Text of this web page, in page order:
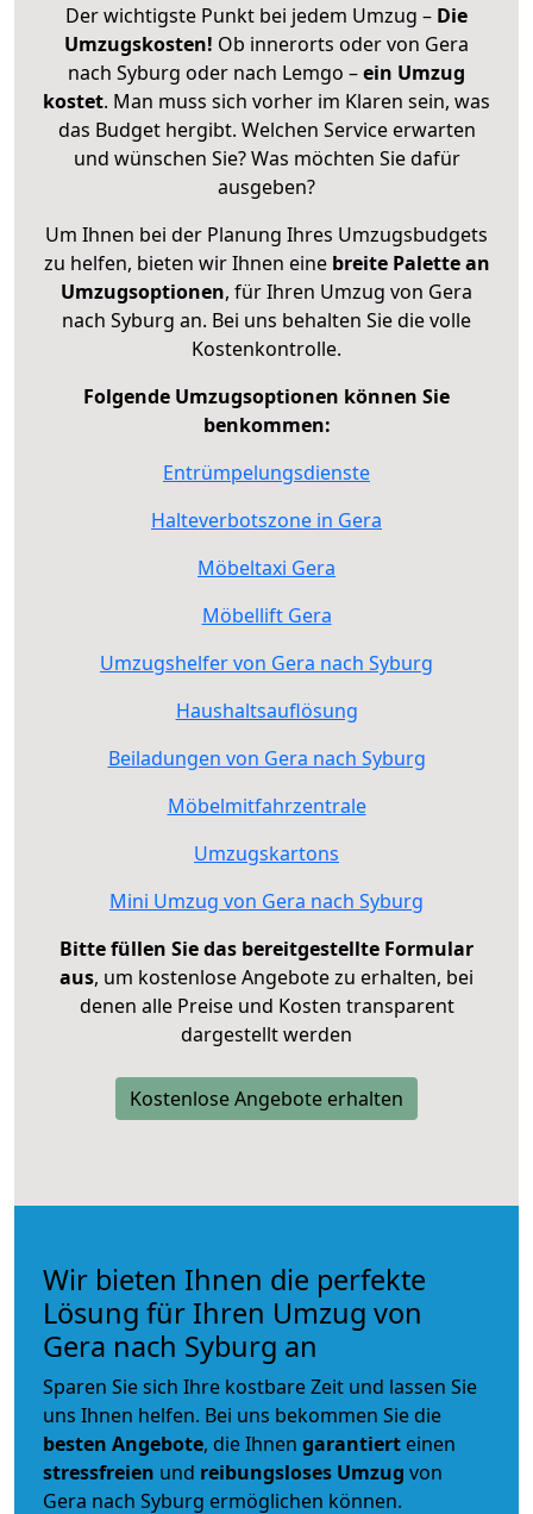
Der wichtigste Punkt bei jedem Umzug – Die
Umzugskosten! Ob innerorts oder von Gera
nach Syburg oder nach Lemgo –ein Umzug
kostet. Man muss sich vorher im Klaren sein, was
das Budget hergibt. Welchen Service erwarten
und wünschen Sie? Was möchten Sie dafür
ausgeben?
Um Ihnen bei der Planung Ihres Umzugsbudgets
zu helfen, bieten wir Ihnen eine breite Palette an
Umzugsoptionen, für Ihren Umzug von Gera
nach Syburg an. Bei uns behalten Sie die volle
Kostenkontrolle.
Folgende Umzugsoptionen können Sie
benkommen:
Entrümpelungsdienste
Halteverbotszone in Gera
Möbeltaxi Gera
Möbellift Gera
Umzugshelfer von Gera nach Syburg
Haushaltsauflösung
Beiladungen von Gera nach Syburg
Möbelmitfahrzentrale
Umzugskartons
Mini Umzug von Gera nach Syburg
Bitte füllen Sie das bereitgestellte Formular
aus, um kostenlose Angebote zu erhalten, bei
denen alle Preise und Kosten transparent
dargestellt werden
Kostenlose Angebote erhalten
Wir bieten Ihnen die perfekte
Lösung für Ihren Umzug von
Gera nach Syburg an
Sparen Sie sich Ihre kostbare Zeit und lassen Sie
uns Ihnen helfen. Bei uns bekommen Sie die
besten Angebote, die Ihnen garantiert einen
stressfreien und reibungsloses Umzug von
Gera nach Syburg ermöglichen können.